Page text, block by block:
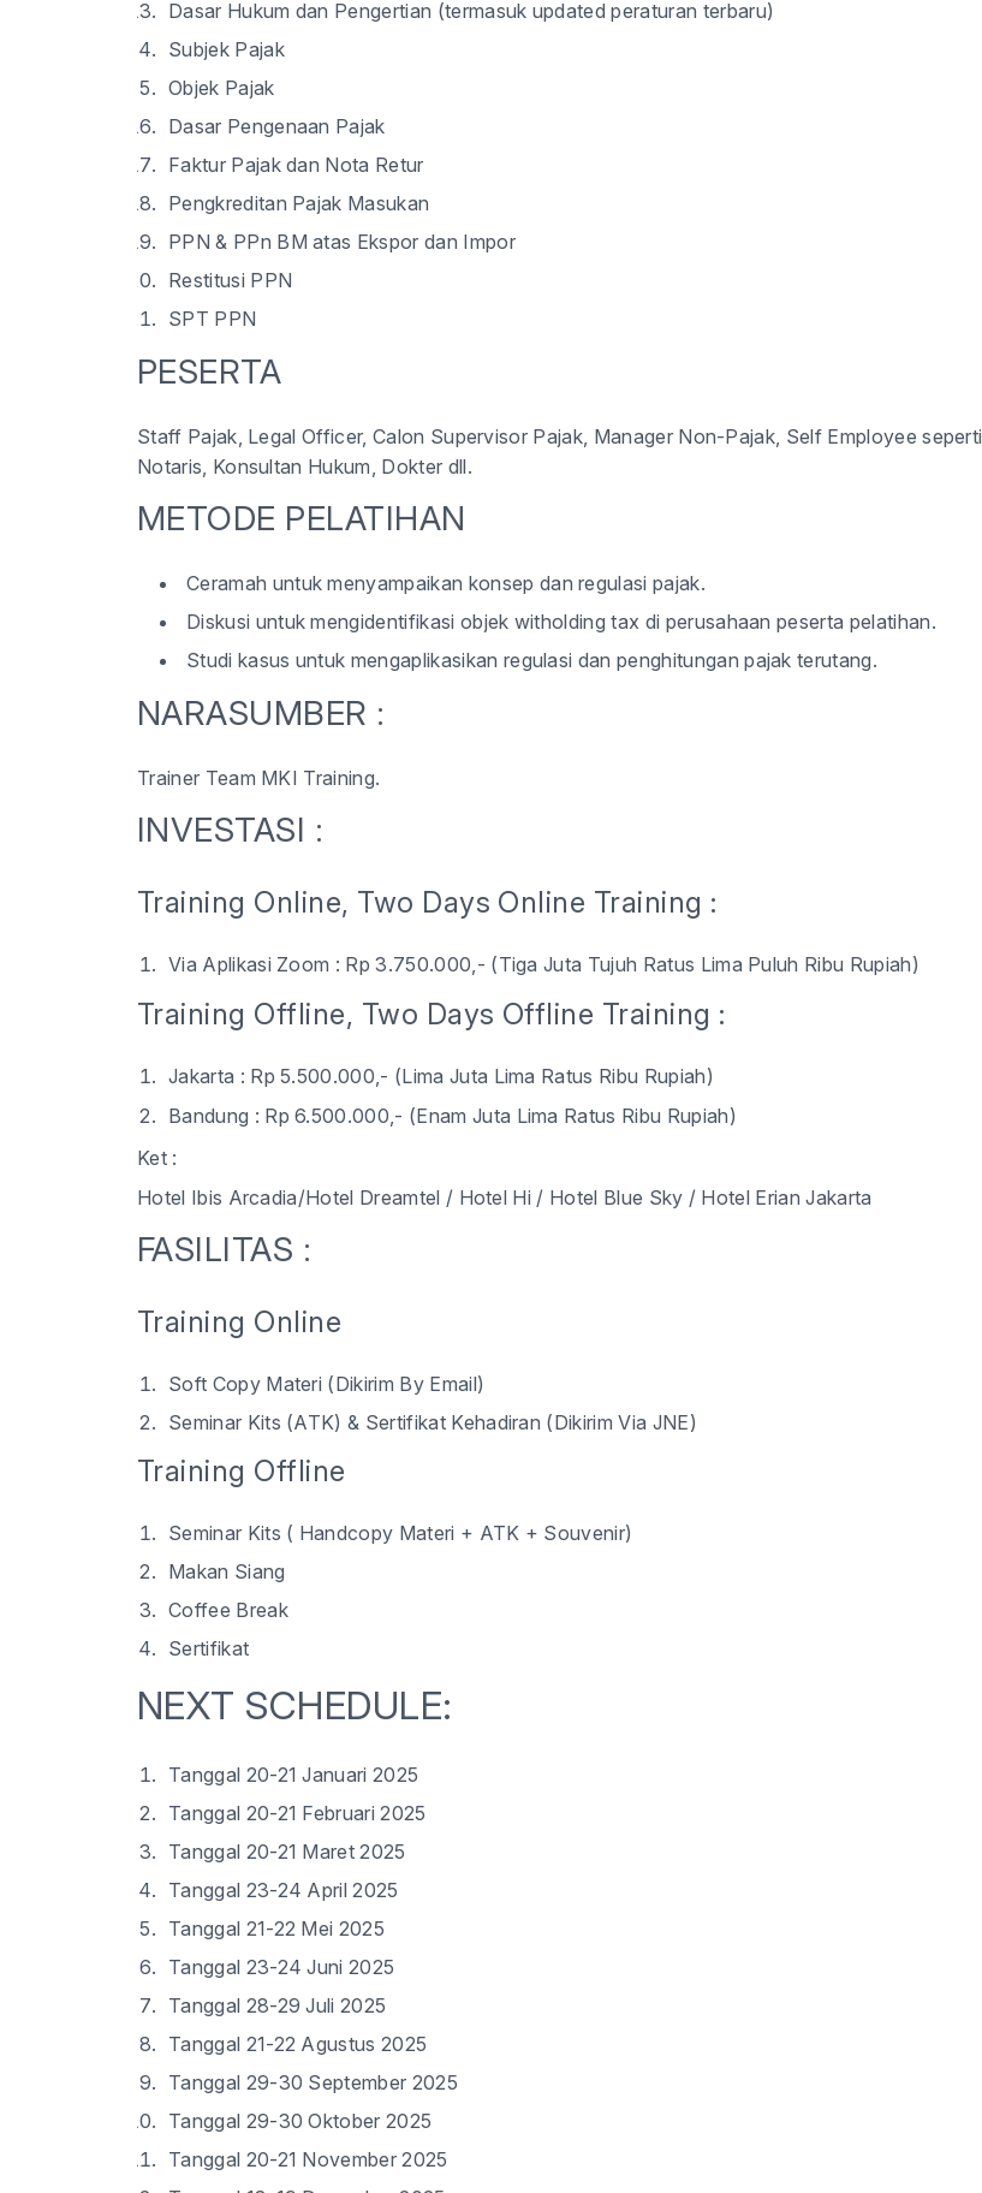
Dasar Hukum dan Pengertian (termasuk updated peraturan terbaru)
Subjek Pajak
Objek Pajak
Dasar Pengenaan Pajak
Faktur Pajak dan Nota Retur
Pengkreditan Pajak Masukan
PPN & PPn BM atas Ekspor dan Impor
Restitusi PPN
SPT PPN
PESERTA
Staff Pajak, Legal Officer, Calon Supervisor Pajak, Manager Non-Pajak, Self Employee seperti
Notaris, Konsultan Hukum, Dokter dll.
METODE PELATIHAN
Ceramah untuk menyampaikan konsep dan regulasi pajak.
Diskusi untuk mengidentifikasi objek witholding tax di perusahaan peserta pelatihan.
Studi kasus untuk mengaplikasikan regulasi dan penghitungan pajak terutang.
NARASUMBER :
Trainer Team MKI Training.
INVESTASI :
Training Online, Two Days Online Training :
Via Aplikasi Zoom : Rp 3.750.000,- (Tiga Juta Tujuh Ratus Lima Puluh Ribu Rupiah)
Training Offline, Two Days Offline Training :
Jakarta : Rp 5.500.000,- (Lima Juta Lima Ratus Ribu Rupiah)
Bandung : Rp 6.500.000,- (Enam Juta Lima Ratus Ribu Rupiah)
Ket :
Hotel Ibis Arcadia/Hotel Dreamtel / Hotel Hi / Hotel Blue Sky / Hotel Erian Jakarta
FASILITAS :
Training Online
Soft Copy Materi (Dikirim By Email)
Seminar Kits (ATK) & Sertifikat Kehadiran (Dikirim Via JNE)
Training Offline
Seminar Kits ( Handcopy Materi + ATK + Souvenir)
Makan Siang
Coffee Break
Sertifikat
NEXT SCHEDULE:
Tanggal 20-21 Januari 2025
Tanggal 20-21 Februari 2025
Tanggal 20-21 Maret 2025
Tanggal 23-24 April 2025
Tanggal 21-22 Mei 2025
Tanggal 23-24 Juni 2025
Tanggal 28-29 Juli 2025
Tanggal 21-22 Agustus 2025
Tanggal 29-30 September 2025
Tanggal 29-30 Oktober 2025
Tanggal 20-21 November 2025